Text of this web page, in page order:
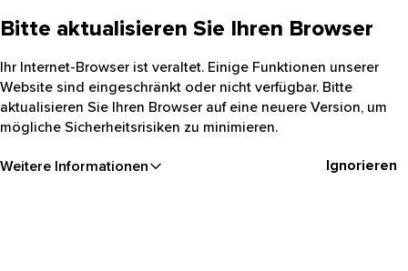
Bitte aktualisieren Sie Ihren Browser
Ihr Internet-Browser ist veraltet. Einige Funktionen unserer
Website sind eingeschränkt oder nicht verfügbar. Bitte
aktualisieren Sie Ihren Browser auf eine neuere Version, um
mögliche Sicherheitsrisiken zu minimieren.
Weitere Informationen Ignorieren